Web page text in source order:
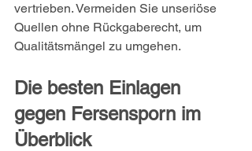
vertrieben. Vermeiden Sie unseriöse
Quellen ohne Rückgaberecht, um
Qualitätsmängel zu umgehen.
Die besten Einlagen
gegen Fersensporn im
Überblick